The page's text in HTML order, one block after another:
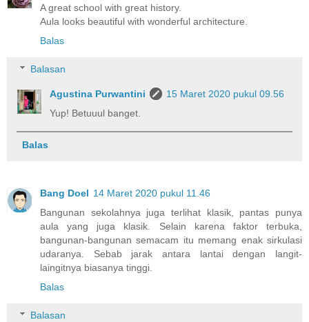
A great school with great history.
Aula looks beautiful with wonderful architecture.
Balas
Balasan
Agustina Purwantini
15 Maret 2020 pukul 09.56
Yup! Betuuul banget.
Balas
Bang Doel 14 Maret 2020 pukul 11.46
Bangunan sekolahnya juga terlihat klasik, pantas punya
aula yang juga klasik. Selain karena faktor terbuka,
bangunan-bangunan semacam itu memang enak sirkulasi
udaranya. Sebab jarak antara lantai dengan langit-
laingitnya biasanya tinggi.
Balas
Balasan